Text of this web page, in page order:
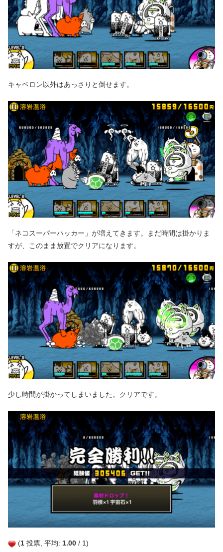
キャベロン以外はあっさりと倒せます。
「ネコスーパーハッカー」が増えてきます。まだ時間は掛かりま
すが、このまま放置でクリアになります。
少し時間が掛かってしまいました。クリアです。
(1 投票, 平均: 1.00 / 1)